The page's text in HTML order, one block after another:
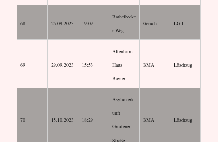
68 26.09.2023 19:09
Rathelbecke
r Weg
Geruch LG 1
69 29.09.2023 15:53
Altenheim
Haus
Bavier
BMA Löschzug
70 15.10.2023 18:29
Asylunterk
unft
Gruitener
Straße
BMA Löschzug